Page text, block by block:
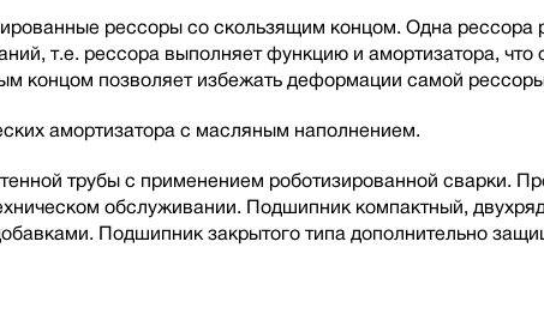
рессоры со скользящим концом. Одна рессора
т.е. рессора выполняет функцию и амортизатора,
концом позволяет избежать деформации самой
амортизатора с масляным наполнением.
трубы с применением роботизированной сварки.
обслуживании. Подшипник компактный,
Подшипник закрытого типа дополнительно